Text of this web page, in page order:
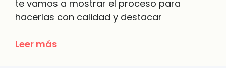
te vamos a mostrar el proceso para
hacerlas con calidad y destacar
Leer más